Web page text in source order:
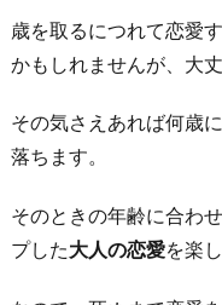
分
の
ー
ス
生
活
で
歳を取るにつれて恋愛
かもしれませんが、大丈
その気さえあれば何歳
落ちます。
そのときの年齢に合わ
プした大人の恋愛を楽